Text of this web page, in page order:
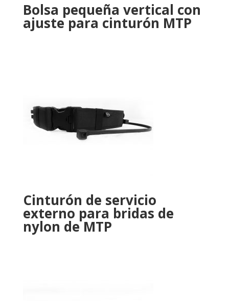
Bolsa pequeña vertical con
ajuste para cinturón MTP
Cinturón de servicio
externo para bridas de
nylon de MTP